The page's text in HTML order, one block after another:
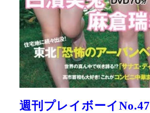
週刊プレイボーイNo.47